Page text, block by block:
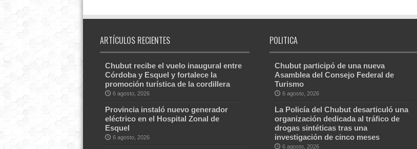
ARTÍCULOS RECIENTES
Chubut recibe el vuelo inaugural entre
Córdoba y Esquel y fortalece la
promoción turística de la cordillera
6 agosto, 2026
Provincia instaló nuevo generador
eléctrico en el Hospital Zonal de
Esquel
6 agosto, 2026
POLITICA
Chubut participó de una nueva
Asamblea del Consejo Federal de
Turismo
6 agosto, 2026
La Policía del Chubut desarticuló una
organización dedicada al tráfico de
drogas sintéticas tras una
investigación de cinco meses
6 agosto, 2026